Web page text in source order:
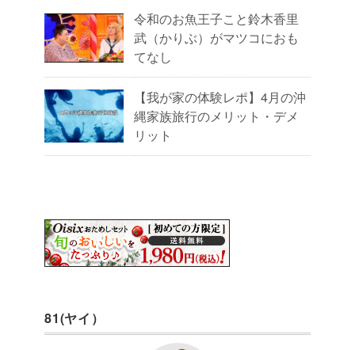
令和のお魚王子こと鈴木香里
武（かりぶ）がマツコにおも
てなし
【我が家の体験レポ】4月の沖
縄家族旅行のメリット・デメ
リット
81(ヤイ）